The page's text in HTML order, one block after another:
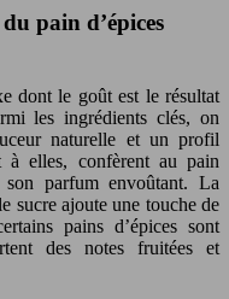
pain d’épices
dont le goût est le résultat
les ingrédients clés, on
naturelle et un profil
à elles, confèrent au pain
son parfum envoûtant. La
sucre ajoute une touche de
pains d’épices sont
des notes fruitées et